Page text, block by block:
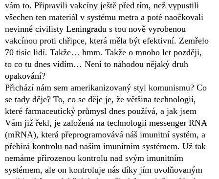
vám to. Připravili vakcíny ještě před tím, než vypustili
všechen ten materiál v systému metra a poté naočkovali
nevinné civilisty Leningradu s tou nově vyrobenou
vakcínou proti chřipce, která měla být efektivní. Zemřelo
70 tisíc lidí. Takže… hmm. Takže o mnoho let později,
to co tu dnes vidím… Není to náhodou nějaký druh
opakování?
Přichází nám sem amerikanizovaný styl komunismu? Co
se tady děje? To, co se děje je, že většina technologií,
které farmaceutický průmysl dnes používá, a jak jsem
Vám již řekl, je založená na technologii messenger RNA
(mRNA), která přeprogramovává náš imunitní systém, a
přebírá kontrolu nad naším imunitním systémem. Už tak
nemáme přirozenou kontrolu nad svým imunitním
systémem, ale on kontroluje nás díky jím uvolňovaným